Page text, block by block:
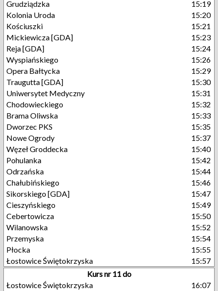
Grudziądzka
15:19
Kolonia Uroda
15:20
Kościuszki
15:21
Mickiewicza [GDA]
15:23
Reja [GDA]
15:24
Wyspiańskiego
15:26
Opera Bałtycka
15:29
Traugutta [GDA]
15:30
Uniwersytet Medyczny
15:31
Chodowieckiego
15:32
Brama Oliwska
15:33
Dworzec PKS
15:35
Nowe Ogrody
15:37
Węzeł Groddecka
15:40
Pohulanka
15:42
Odrzańska
15:44
Chałubińskiego
15:46
Sikorskiego [GDA]
15:47
Cieszyńskiego
15:49
Cebertowicza
15:50
Wilanowska
15:52
Przemyska
15:54
Płocka
15:55
Łostowice Świętokrzyska
15:57
Kurs nr 11 do
Łostowice Świętokrzyska
16:07